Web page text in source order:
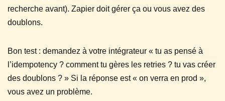
recherche avant). Zapier doit gérer ça ou vous avez des
doublons.
Bon test : demandez à votre intégrateur « tu as pensé à
l’idempotency ? comment tu gères les retries ? tu vas créer
des doublons ? » Si la réponse est « on verra en prod »,
vous avez un problème.